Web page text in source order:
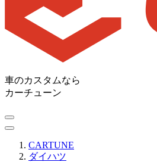
車のカスタムなら
カーチューン
CARTUNE
ダイハツ